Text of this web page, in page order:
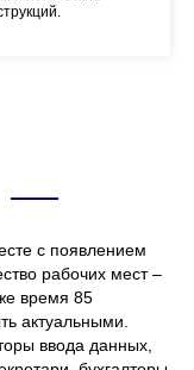
с появлением
рабочих мест –
время 85
актуальными.
ввода данных,